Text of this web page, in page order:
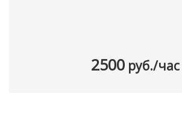
2500руб./час